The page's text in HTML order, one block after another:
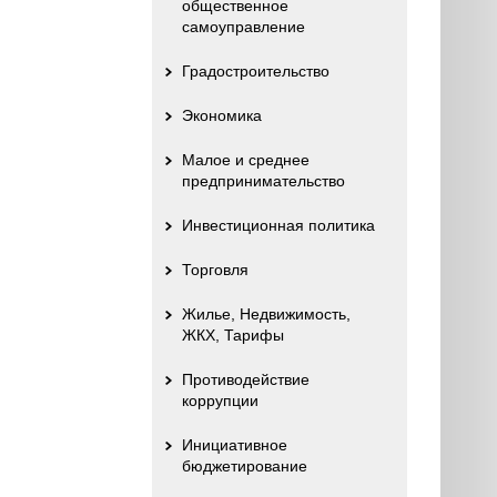
общественное
самоуправление
Градостроительство
Экономика
Малое и среднее
предпринимательство
Инвестиционная политика
Торговля
Жилье, Недвижимость,
ЖКХ, Тарифы
Противодействие
коррупции
Инициативное
бюджетирование